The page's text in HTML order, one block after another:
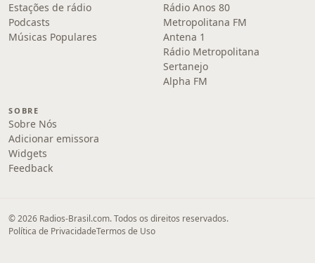
Estações de rádio
Podcasts
Músicas Populares
Rádio Anos 80
Metropolitana FM
Antena 1
Rádio Metropolitana
Sertanejo
Alpha FM
SOBRE
Sobre Nós
Adicionar emissora
Widgets
Feedback
© 2026 Radios-Brasil.com. Todos os direitos reservados.
Política de PrivacidadeTermos de Uso